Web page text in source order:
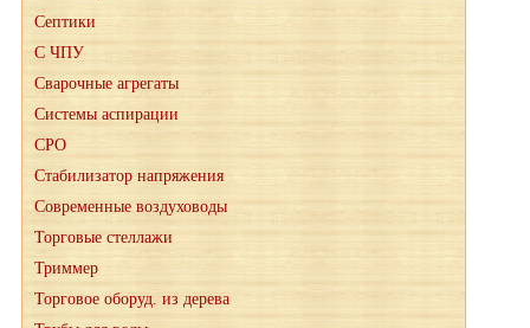
Септики
С ЧПУ
Сварочные агрегаты
Системы аспирации
СРО
Стабилизатор напряжения
Современные воздуховоды
Торговые стеллажи
Триммер
Торговое оборуд. из дерева